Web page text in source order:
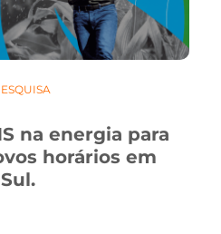
na energia para
horários em